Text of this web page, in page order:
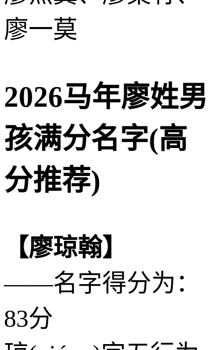
廖一莫
2026马年廖姓男
孩满分名字(高
分推荐)
【廖琼翰】
——名字得分为：
83分